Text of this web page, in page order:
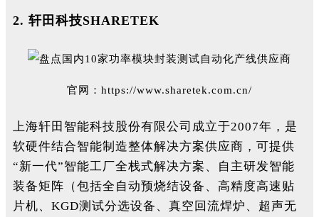
2. 轩田科技SHARETEK
官网： https://www.sharetek.com.cn/
上海轩田智能科技股份有限公司成立于2007年，是
软硬件结合智能制造整体解决方案供应商，可提供
“新一代”智能工厂全栈式解决方案、自主研发智能
装备矩阵（包括全自动预烧结设备、高精度高速贴
片机、KGD测试分选设备、真空回流焊炉、超声无